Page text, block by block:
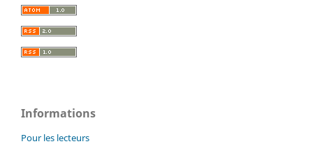
Informations
Pour les lecteurs